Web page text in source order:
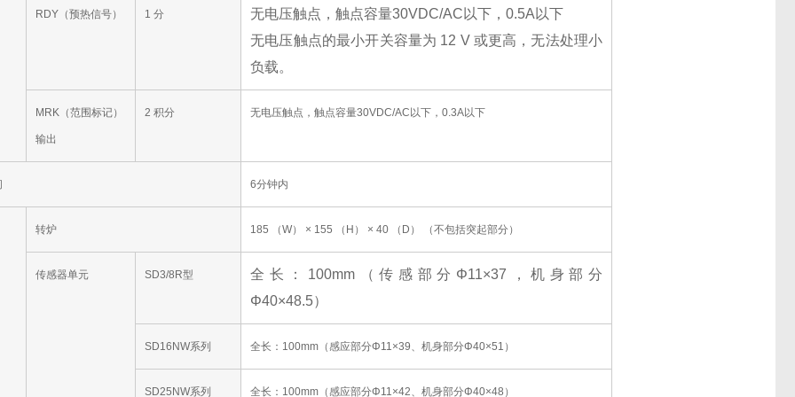
RDY（预热信号） 1 分
无电压触点，触点容量30VDC/AC以下，0.5A以下
无电压触点的最小开关容量为 12 V 或更高，无法处理小
负载。
MRK（范围标记）
输出
2 积分 无电压触点，触点容量30VDC/AC以下，0.3A以下
6分钟内
转炉 185 （W） × 155 （H） × 40 （D） （不包括突起部分）
传感器单元 SD3/8R型
全长：100mm（传感部分Φ11×37，机身部分
Φ40×48.5）
SD16NW系列 全长：100mm（感应部分Φ11×39、机身部分Φ40×51）
SD25NW系列 全长：100mm（感应部分Φ11×42、机身部分Φ40×48）